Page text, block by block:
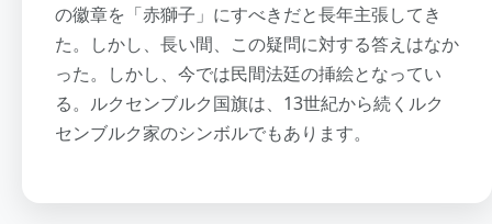
の徽章を「赤獅子」にすべきだと長年主張してき
た。しかし、長い間、この疑問に対する答えはなか
った。しかし、今では民間法廷の挿絵となってい
る。ルクセンブルク国旗は、13世紀から続くルク
センブルク家のシンボルでもあります。